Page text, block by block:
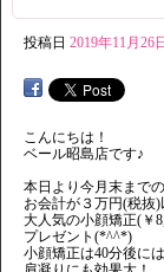
投稿日 2019年11月26日
こんにちは！
ベール昭島店です♪
本日より今月末まで
お会計が３万円(税抜
大人気の小顔矯正(￥
プレゼント(*^^*)
小顔矯正は40分後に